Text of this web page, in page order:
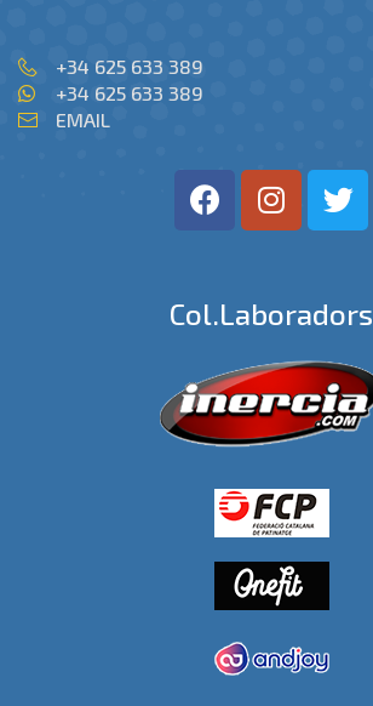
+34 625 633 389
+34 625 633 389
EMAIL
Col.laboradors